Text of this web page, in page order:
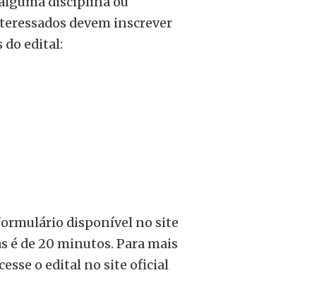
devem inscrever
do edital:
disponível no site
é de 20 minutos. Para mais
o edital no site oficial